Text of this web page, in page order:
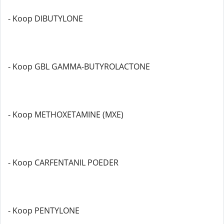
- Koop DIBUTYLONE
- Koop GBL GAMMA-BUTYROLACTONE
- Koop METHOXETAMINE (MXE)
- Koop CARFENTANIL POEDER
- Koop PENTYLONE